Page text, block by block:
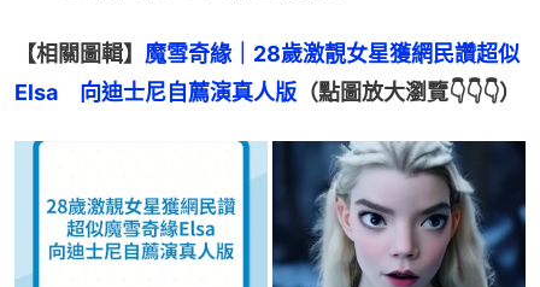
【相關圖輯】 魔雪奇緣｜28歲激靚女星獲網民讚超似
Elsa　向迪士尼自薦演真人版 （點圖放大瀏覽👇👇👇）